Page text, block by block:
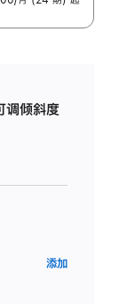
倾斜度
添加